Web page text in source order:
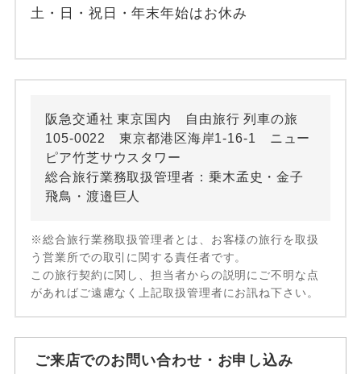
土・日・祝日・年末年始はお休み
阪急交通社 東京国内 自由旅行 列車の旅
105-0022 東京都港区海岸1-16-1 ニュー
ピア竹芝サウスタワー
総合旅行業務取扱管理者：乗木孟史・金子
飛鳥・渡邉巨人
※総合旅行業務取扱管理者とは、お客様の旅行を取扱
う営業所での取引に関する責任者です。
この旅行契約に関し、担当者からの説明にご不明な点
があればご遠慮なく上記取扱管理者にお訊ね下さい。
ご来店でのお問い合わせ・お申し込み